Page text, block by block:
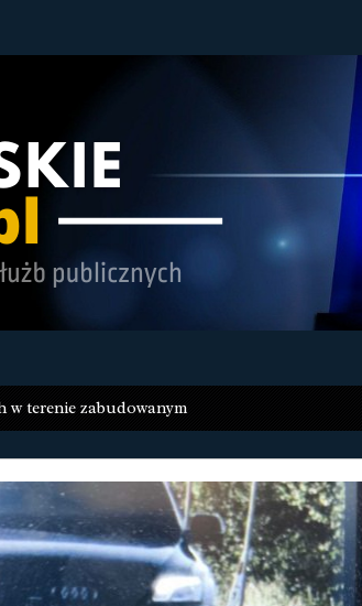
w terenie zabudowanym